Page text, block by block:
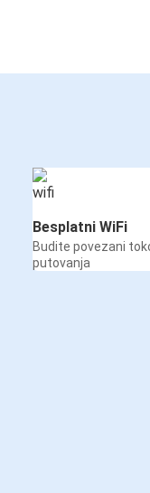
Besplatni WiFi
Budite povezani
putovanja